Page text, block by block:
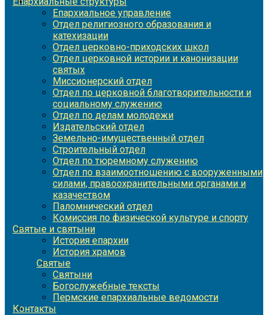
Епархиальное управление
Отдел религиозного образования и
катехизации
Отдел церковно-приходских школ
Отдел церковной истории и канонизации
святых
Миссионерский отдел
Отдел по церковной благотворительности и
социальному служению
Отдел по делам молодежи
Издательский отдел
Земельно-имущественный отдел
Строительный отдел
Отдел по тюремному служению
Отдел по взаимоотношению с вооруженными
силами, правоохранительными органами и
казачеством
Паломнический отдел
Комиссия по физической культуре и спорту
Святые и святыни
История епархии
История храмов
Святые
Святыни
Богослужебные тексты
Пермские епархиальные ведомости
Контакты